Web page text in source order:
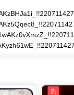
热